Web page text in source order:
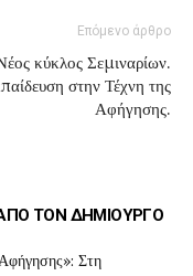
Επόμενο άρθρο
κύκλος Σεμιναρίων.
στην Τέχνη της
Αφήγησης.
ΤΟΝ ΔΗΜΙΟΥΡΓΟ
Στη